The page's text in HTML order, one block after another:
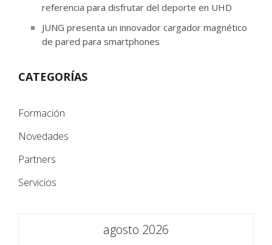
referencia para disfrutar del deporte en UHD
JUNG presenta un innovador cargador magnético
de pared para smartphones
CATEGORÍAS
Formación
Novedades
Partners
Servicios
agosto 2026